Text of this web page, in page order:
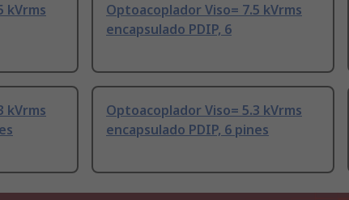
kVrms
Optoacoplador Viso= 7.5 kVrms
encapsulado PDIP, 6
kVrms
Optoacoplador Viso= 5.3 kVrms
encapsulado PDIP, 6 pines